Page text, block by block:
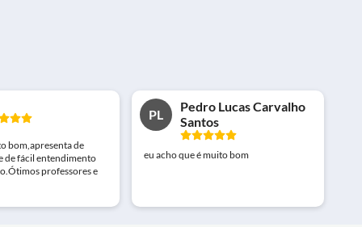
bom,apresenta de
de fácil entendimento
professores e
PL
Pedro Lucas Carvalho
Santos
eu acho que é muito bom